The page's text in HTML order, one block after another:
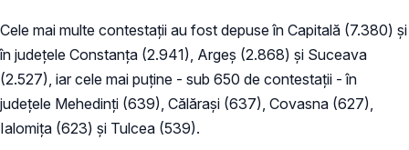
Cele mai multe contestații au fost depuse în Capitală (7.380) și
în județele Constanța (2.941), Argeș (2.868) și Suceava
(2.527), iar cele mai puține - sub 650 de contestații - în
județele Mehedinți (639), Călărași (637), Covasna (627),
Ialomița (623) și Tulcea (539).